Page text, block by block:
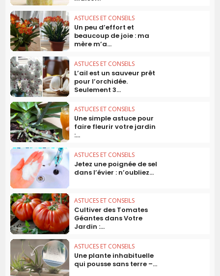
ASTUCES ET CONSEILS
Un peu d’effort et
beaucoup de joie : ma
mère m’a...
ASTUCES ET CONSEILS
L’ail est un sauveur prêt
pour l’orchidée.
Seulement 3...
ASTUCES ET CONSEILS
Une simple astuce pour
faire fleurir votre jardin
:...
ASTUCES ET CONSEILS
Jetez une poignée de sel
dans l’évier : n’oubliez...
ASTUCES ET CONSEILS
Cultiver des Tomates
Géantes dans Votre
Jardin :...
ASTUCES ET CONSEILS
Une plante inhabituelle
qui pousse sans terre –...